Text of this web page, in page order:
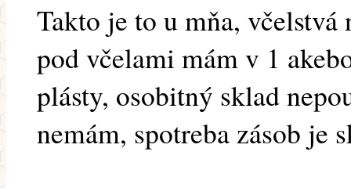
Takto je to u mňa,
pod včelami mám v 1
plásty, osobitný sklad
nemám, spotreba zásob je